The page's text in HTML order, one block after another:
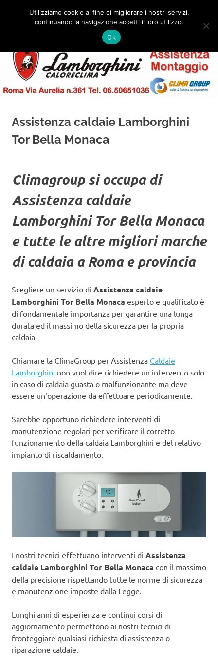
Caldaie
Lamborghini
Installazione
MENU
Assistenza caldaie Lamborghini
Tor Bella Monaca
Climagroup si occupa di
Assistenza caldaie
Lamborghini Tor Bella Monaca
e tutte le altre migliori marche
di caldaia a Roma e provincia
Scegliere un servizio di Assistenza caldaie
Lamborghini Tor Bella Monaca esperto e qualificato è
di fondamentale importanza per garantire una lunga
durata ed il massimo della sicurezza per la propria
caldaia.
Chiamare la ClimaGroup per Assistenza Caldaie
Lamborghini non vuol dire richiedere un intervento solo
in caso di caldaia guasta o malfunzionante ma deve
essere un’operazione da effettuare periodicamente.
Sarebbe opportuno richiedere interventi di
manutenzione regolari per verificare il corretto
funzionamento della caldaia Lamborghini e del relativo
impianto di riscaldamento.
I nostri tecnici effettuano interventi di Assistenza
caldaie Lamborghini Tor Bella Monaca con il massimo
della precisione rispettando tutte le norme di sicurezza
e manutenzione imposte dalla Legge.
Lunghi anni di esperienza e continui corsi di
aggiornamento permettono ai nostri tecnici di
fronteggiare qualsiasi richiesta di assistenza o
riparazione caldaie.
Utilizziamo cookie al fine di migliorare i nostri servizi,
continuando la navigazione accetti il loro utilizzo.
Ok